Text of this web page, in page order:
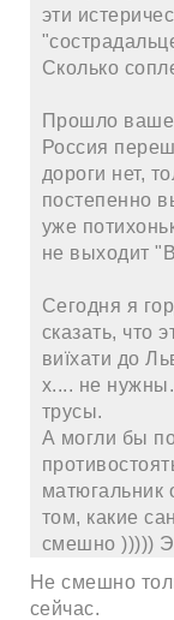
эти
Сколько
Прошло ваше
Россия
дороги нет,
постепенно
уже
не выходит
Сегодня я
сказать, что
виїхати до
х.... не
трусы.
А могли бы
матюгальник
том, какие
смешно )))))
Не смешно
сейчас.